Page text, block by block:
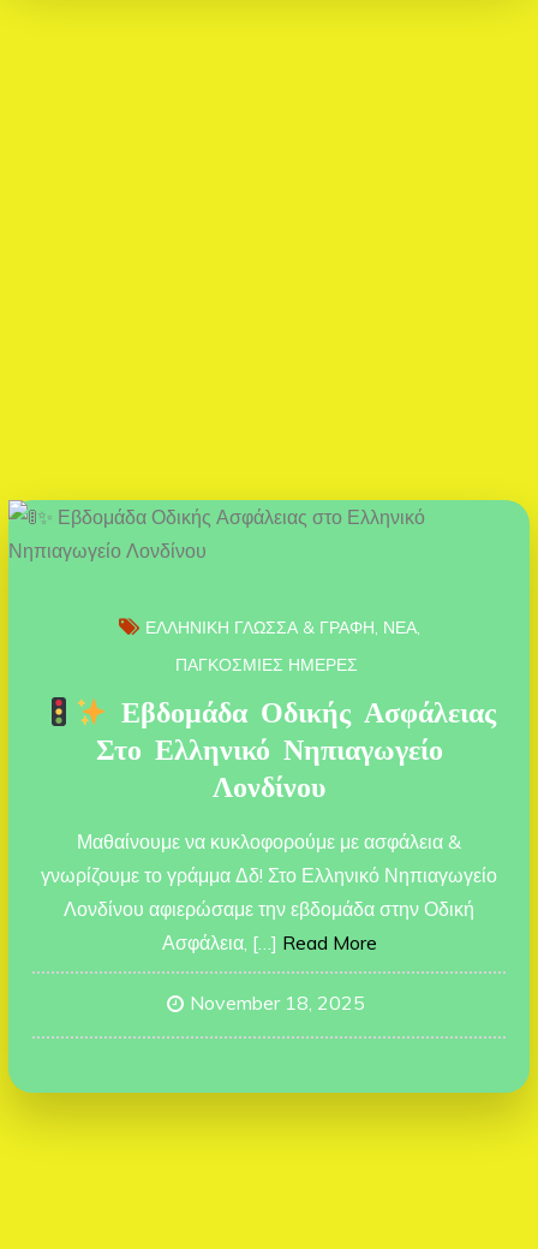
ΕΛΛΗΝΙΚΗ ΓΛΩΣΣΑ & ΓΡΑΦΗ ΝΕΑ
ΠΑΓΚΟΣΜΙΕΣ ΗΜΕΡΕΣ
Εβδομάδα Οδικής Ασφάλειας
Στο Ελληνικό Νηπιαγωγείο
Λονδίνου
Μαθαίνουμε να κυκλοφορούμε με ασφάλεια &
γνωρίζουμε το γράμμα Δδ! Στο Ελληνικό Νηπιαγωγείο
Λονδίνου αφιερώσαμε την εβδομάδα στην Οδική
Ασφάλεια, […] Read More
November 18, 2025